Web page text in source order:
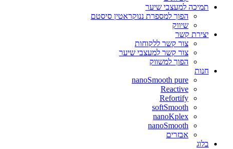
תמיכה למעצבי שיער
הפוך למספרת ננוקראטין סיסטם
שיווק
יצירת קשר
צור קשר ללקוחות
צור קשר למעצבי שיער
הפוך למשווק
חנות
nanoSmooth pure
Reactive
Refortify
softSmooth
nanoKplex
nanoSmooth
אבזרים
בלוג